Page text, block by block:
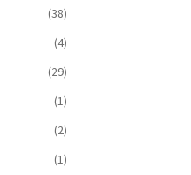
(38)
(4)
(29)
(1)
(2)
(1)